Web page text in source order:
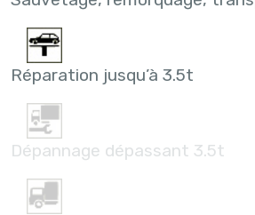
Réparation jusqu’à 3.5t
Dépannage dépassant 3.5t